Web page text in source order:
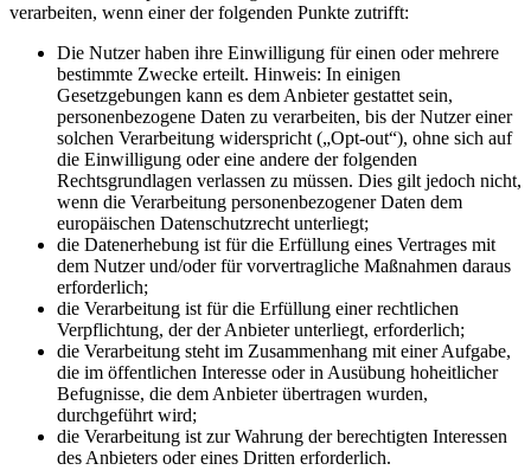
verarbeiten, wenn einer der folgenden Punkte zutrifft:
Die Nutzer haben ihre Einwilligung für einen oder mehrere
bestimmte Zwecke erteilt. Hinweis: In einigen
Gesetzgebungen kann es dem Anbieter gestattet sein,
personenbezogene Daten zu verarbeiten, bis der Nutzer einer
solchen Verarbeitung widerspricht („Opt-out“), ohne sich auf
die Einwilligung oder eine andere der folgenden
Rechtsgrundlagen verlassen zu müssen. Dies gilt jedoch nicht,
wenn die Verarbeitung personenbezogener Daten dem
europäischen Datenschutzrecht unterliegt;
die Datenerhebung ist für die Erfüllung eines Vertrages mit
dem Nutzer und/oder für vorvertragliche Maßnahmen daraus
erforderlich;
die Verarbeitung ist für die Erfüllung einer rechtlichen
Verpflichtung, der der Anbieter unterliegt, erforderlich;
die Verarbeitung steht im Zusammenhang mit einer Aufgabe,
die im öffentlichen Interesse oder in Ausübung hoheitlicher
Befugnisse, die dem Anbieter übertragen wurden,
durchgeführt wird;
die Verarbeitung ist zur Wahrung der berechtigten Interessen
des Anbieters oder eines Dritten erforderlich.